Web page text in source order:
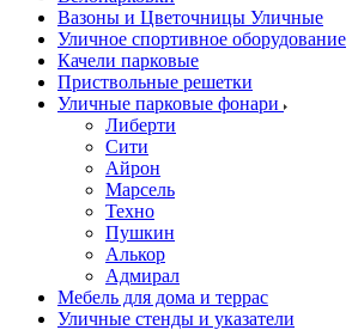
Вазоны и Цветочницы Уличные
Уличное спортивное оборудование
Качели парковые
Приствольные решетки
Уличные парковые фонари
Либерти
Сити
Айрон
Марсель
Техно
Пушкин
Алькор
Адмирал
Мебель для дома и террас
Уличные стенды и указатели